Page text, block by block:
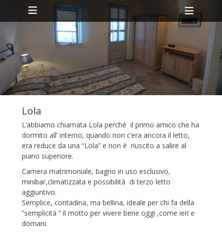
Primary Menu
Skip
Lola
L’abbiamo chiamata Lola perché il primo amico che ha
dormito all’ interno, quando non c’era ancora il letto,
era reduce da una “Lola” e non è riuscito a salire al
piano superiore.
Camera matrimoniale, bagno in uso esclusivo,
minibar,climatizzata e possibilità di terzo letto
aggiuntivo.
Semplice, contadina, ma bellina, ideale per chi fa della
“semplicità ” il motto per vivere bene oggi ,come ieri e
domani.